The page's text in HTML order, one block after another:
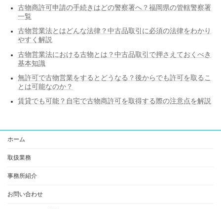
古物商許可申請の手続きはどの警察署へ？福岡県の管轄警察署
一覧
古物営業法とはどんな法律？中古品取引に必須の法律をわかり
やすく解説
古物営業法における古物とは？中古品取引で押さえておくべき
基本知識
無許可で古物営業をするとどうなる？後からでも許可を取るこ
とは可能なのか？
賃貸でも可能？自宅で古物商許可を取得する際の注意点を解説
ホーム
取扱業務
事務所紹介
お問い合わせ